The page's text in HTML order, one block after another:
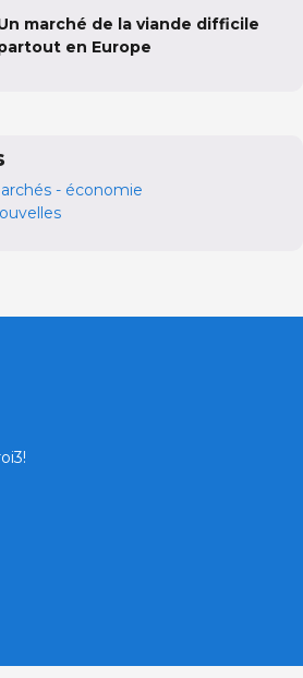
marché de la viande difficile
en Europe
- économie